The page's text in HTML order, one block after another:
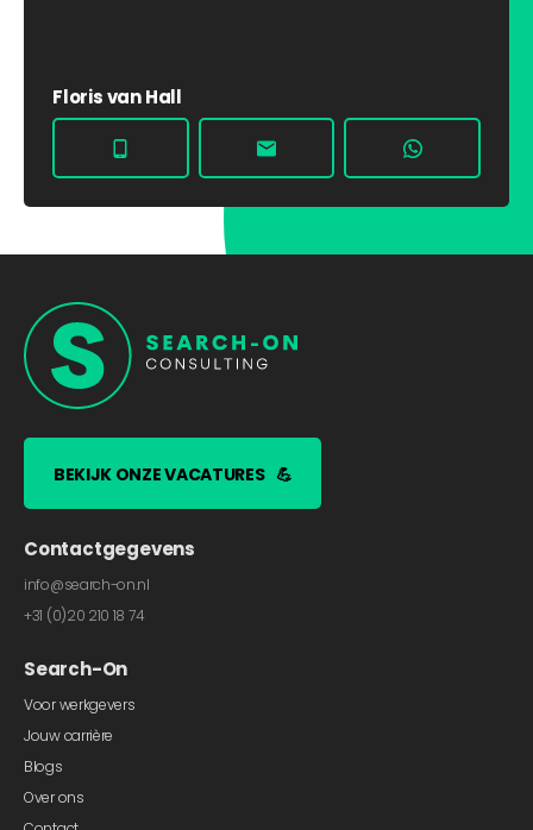
Floris van Hall
BEKIJK ONZE VACATURES 💪
Contactgegevens
info@search-on.nl
+31 (0)20 210 18 74
Search-On
Voor werkgevers
Jouw carrière
Blogs
Over ons